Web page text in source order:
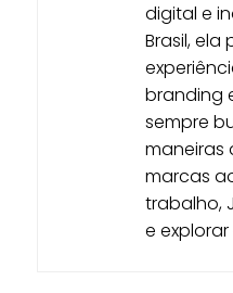
digital e
Brasil, ela
branding
sempre
maneiras
marcas
trabalho,
e